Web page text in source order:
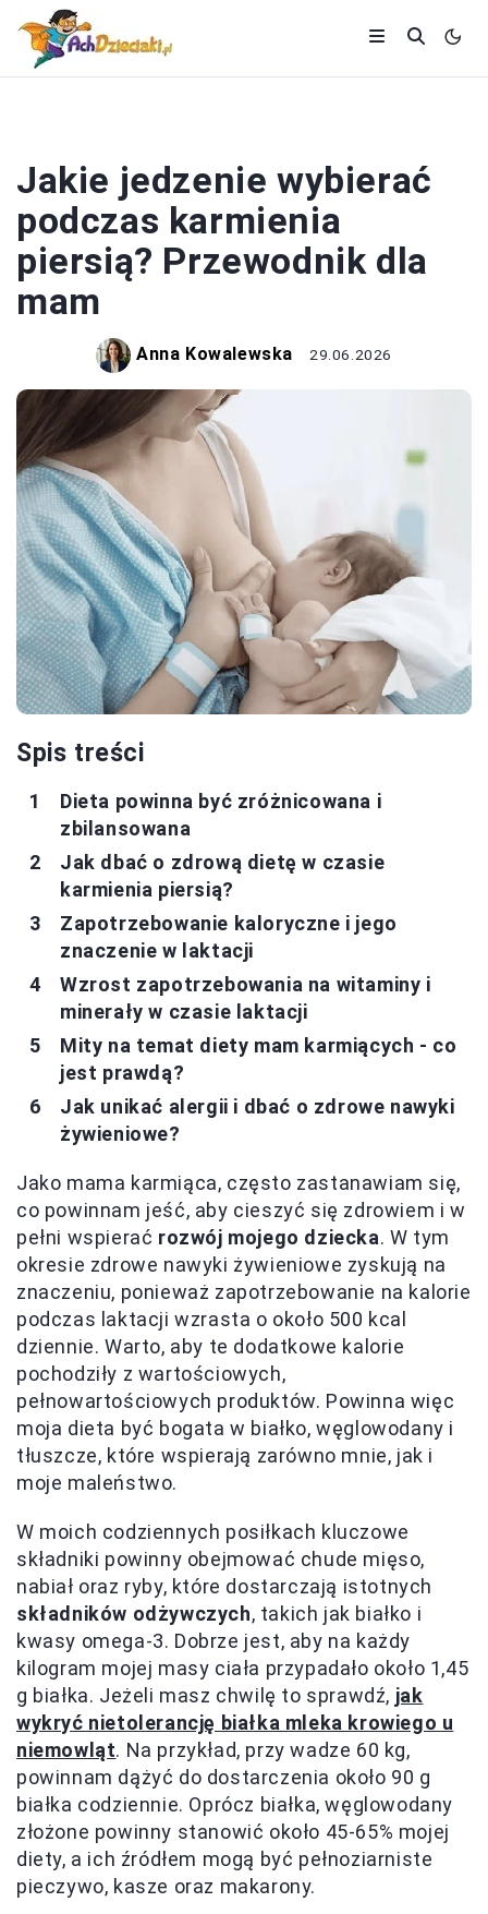
Jakie jedzenie wybierać
podczas karmienia
piersią? Przewodnik dla
mam
Anna Kowalewska 29.06.2026
Spis treści
Dieta powinna być zróżnicowana i
zbilansowana
Jak dbać o zdrową dietę w czasie
karmienia piersią?
Zapotrzebowanie kaloryczne i jego
znaczenie w laktacji
Wzrost zapotrzebowania na witaminy i
minerały w czasie laktacji
Mity na temat diety mam karmiących - co
jest prawdą?
Jak unikać alergii i dbać o zdrowe nawyki
żywieniowe?
Jako mama karmiąca, często zastanawiam się,
co powinnam jeść, aby cieszyć się zdrowiem i w
pełni wspierać rozwój mojego dziecka. W tym
okresie zdrowe nawyki żywieniowe zyskują na
znaczeniu, ponieważ zapotrzebowanie na kalorie
podczas laktacji wzrasta o około 500 kcal
dziennie. Warto, aby te dodatkowe kalorie
pochodziły z wartościowych,
pełnowartościowych produktów. Powinna więc
moja dieta być bogata w białko, węglowodany i
tłuszcze, które wspierają zarówno mnie, jak i
moje maleństwo.
W moich codziennych posiłkach kluczowe
składniki powinny obejmować chude mięso,
nabiał oraz ryby, które dostarczają istotnych
składników odżywczych, takich jak białko i
kwasy omega-3. Dobrze jest, aby na każdy
kilogram mojej masy ciała przypadało około 1,45
g białka. Jeżeli masz chwilę to sprawdź, jak
wykryć nietolerancję białka mleka krowiego u
niemowląt. Na przykład, przy wadze 60 kg,
powinnam dążyć do dostarczenia około 90 g
białka codziennie. Oprócz białka, węglowodany
złożone powinny stanowić około 45-65% mojej
diety, a ich źródłem mogą być pełnoziarniste
pieczywo, kasze oraz makarony.